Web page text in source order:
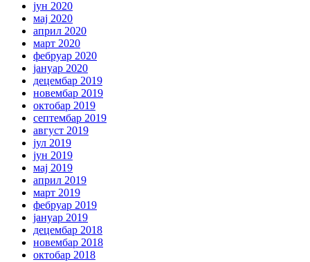
јун 2020
мај 2020
април 2020
март 2020
фебруар 2020
јануар 2020
децембар 2019
новембар 2019
октобар 2019
септембар 2019
август 2019
јул 2019
јун 2019
мај 2019
април 2019
март 2019
фебруар 2019
јануар 2019
децембар 2018
новембар 2018
октобар 2018